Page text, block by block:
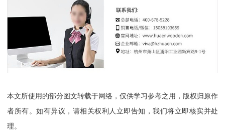
本文所使用的部分图文转载于网络，仅供学习参考之用，版权归原作
者所有。如有异议，请相关权利人立即告知，我们将立即核实并处
理。